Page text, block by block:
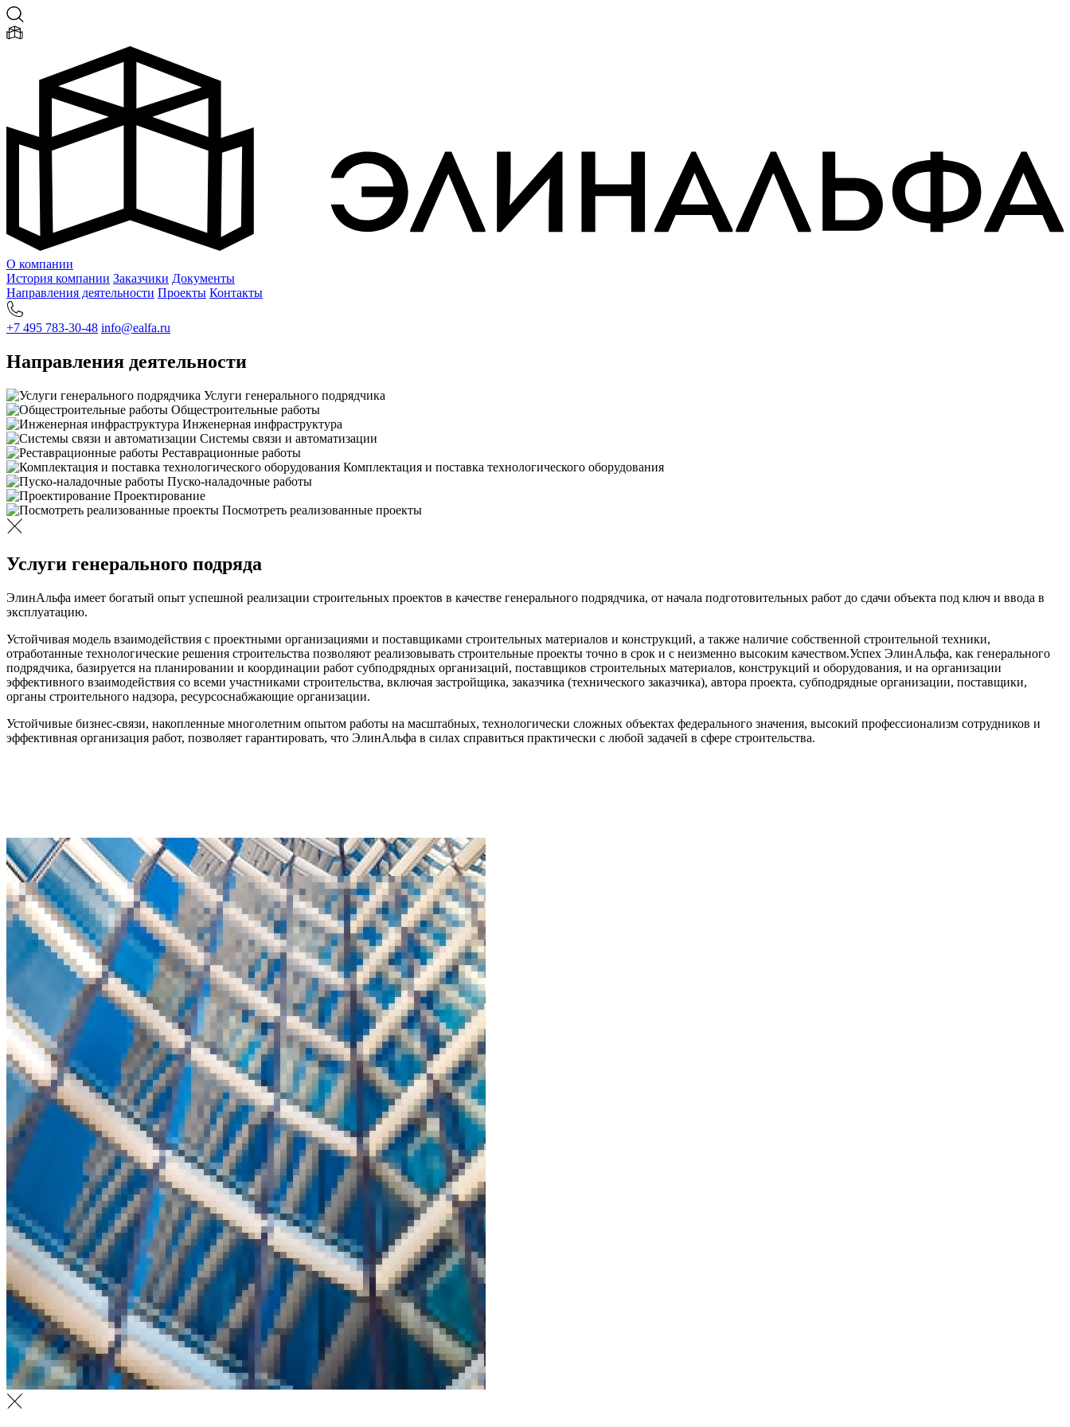
О компании
История компании Заказчики Документы
Направления деятельности Проекты Контакты
+7 495 783-30-48 info@ealfa.ru
Направления деятельности
Услуги генерального подрядчика
Общестроительные работы
Инженерная инфраструктура
Системы связи и автоматизации
Реставрационные работы
Комплектация и поставка технологического оборудования
Пуско-наладочные работы
Проектирование
Посмотреть реализованные проекты
Услуги генерального подряда
ЭлинАльфа имеет богатый опыт успешной реализации строительных проектов в качестве генерального подрядчика, от начала подготовительных работ до сдачи объекта под ключ и ввода в
эксплуатацию.
Устойчивая модель взаимодействия с проектными организациями и поставщиками строительных материалов и конструкций, а также наличие собственной строительной техники,
отработанные технологические решения строительства позволяют реализовывать строительные проекты точно в срок и с неизменно высоким качеством.Успех ЭлинАльфа, как генерального
подрядчика, базируется на планировании и координации работ субподрядных организаций, поставщиков строительных материалов, конструкций и оборудования, и на организации
эффективного взаимодействия со всеми участниками строительства, включая застройщика, заказчика (технического заказчика), автора проекта, субподрядные организации, поставщики,
органы строительного надзора, ресурсоснабжающие организации.
Устойчивые бизнес-связи, накопленные многолетним опытом работы на масштабных, технологически сложных объектах федерального значения, высокий профессионализм сотрудников и
эффективная организация работ, позволяет гарантировать, что ЭлинАльфа в силах справиться практически с любой задачей в сфере строительства.